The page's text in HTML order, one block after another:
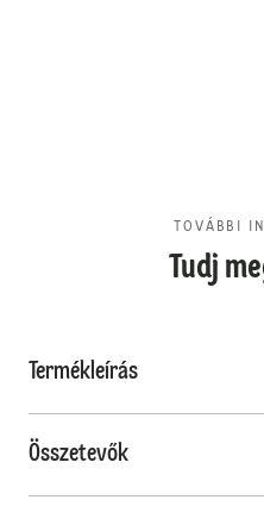
TOVÁBBI
Tudj
Termékleírás
Összetevők